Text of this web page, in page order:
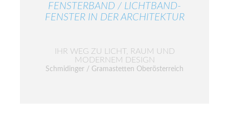
FENSTERBAND / LICHTBAND-
FENSTER IN DER ARCHITEKTUR
IHR WEG ZU LICHT, RAUM UND
MODERNEM DESIGN
Schmidinger / Gramastetten Oberösterreich